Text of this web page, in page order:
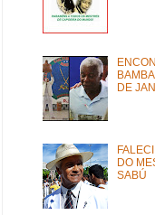
DE
DO
SABÚ